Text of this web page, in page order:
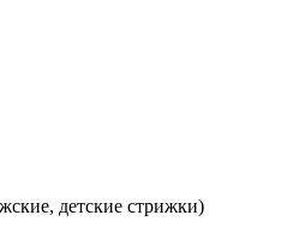
детские стрижки)